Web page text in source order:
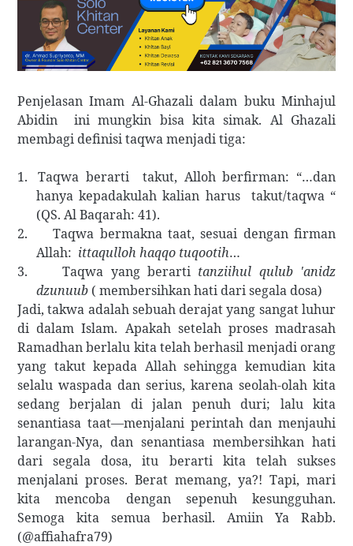
Penjelasan Imam Al-Ghazali dalam buku Minhajul
Abidin ini mungkin bisa kita simak. Al Ghazali
membagi definisi taqwa menjadi tiga:
1.
Taqwa berarti takut, Alloh berfirman: “…dan
hanya kepadakulah kalian harus takut/taqwa “
(QS. Al Baqarah: 41).
2.
Taqwa bermakna taat, sesuai dengan firman
Allah: ittaqulloh haqqo tuqootih…
3.
Taqwa yang berarti tanziihul qulub 'anidz
dzunuub ( membersihkan hati dari segala dosa)
Jadi, takwa adalah sebuah derajat yang sangat luhur
di dalam Islam. Apakah setelah proses madrasah
Ramadhan berlalu kita telah berhasil menjadi orang
yang takut kepada Allah sehingga kemudian kita
selalu waspada dan serius, karena seolah-olah kita
sedang berjalan di jalan penuh duri; lalu kita
senantiasa taat—menjalani perintah dan menjauhi
larangan-Nya, dan senantiasa membersihkan hati
dari segala dosa, itu berarti kita telah sukses
menjalani proses. Berat memang, ya?! Tapi, mari
kita mencoba dengan sepenuh kesungguhan.
Semoga kita semua berhasil. Amiin Ya Rabb.
(@affiahafra79)